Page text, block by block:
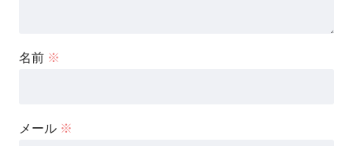
名前 ※
メール ※